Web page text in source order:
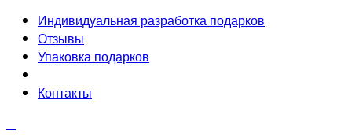
Индивидуальная разработка подарков
Отзывы
Упаковка подарков
Контакты